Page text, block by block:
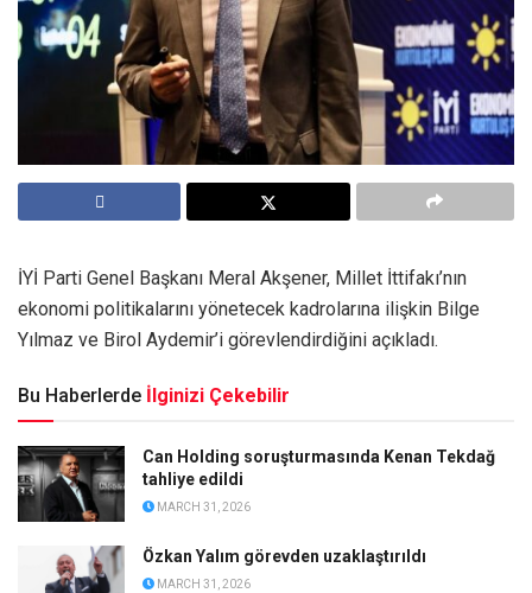
İYİ Parti Genel Başkanı Meral Akşener, Millet İttifakı’nın
ekonomi politikalarını yönetecek kadrolarına ilişkin Bilge
Yılmaz ve Birol Aydemir’i görevlendirdiğini açıkladı.
Bu Haberlerde İlginizi Çekebilir
Can Holding soruşturmasında Kenan Tekdağ
tahliye edildi
MARCH 31, 2026
Özkan Yalım görevden uzaklaştırıldı
MARCH 31, 2026